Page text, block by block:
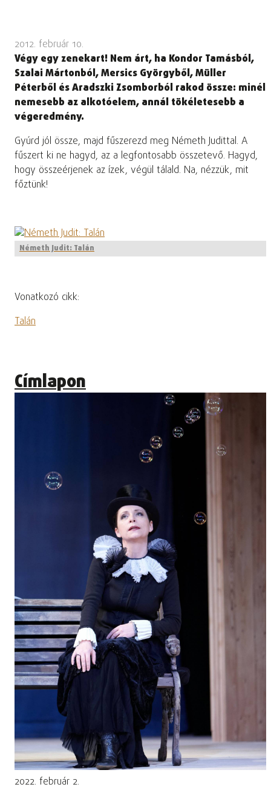
2012. február 10.
Végy egy zenekart! Nem árt, ha Kondor Tamásból,
Szalai Mártonból, Mersics Györgyből, Müller
Péterből és Aradszki Zsomborból rakod össze: minél
nemesebb az alkotóelem, annál tökéletesebb a
végeredmény.
Gyúrd jól össze, majd fűszerezd meg Németh Judittal. A
fűszert ki ne hagyd, az a legfontosabb összetevő. Hagyd,
hogy összeérjenek az ízek, végül tálald. Na, nézzük, mit
főztünk!
Németh Judit: Talán
Vonatkozó cikk:
Talán
Címlapon
2022. február 2.